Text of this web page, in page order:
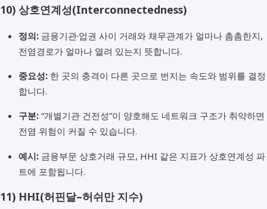
10) 상호연계성(Interconnectedness)
정의:금융기관·업권 사이 거래와 채무관계가 얼마나 촘촘한지,
전염경로가 얼마나 열려 있는지 뜻합니다.
중요성:한 곳의 충격이 다른 곳으로 번지는 속도와 범위를 결정
합니다.
구분:“개별기관 건전성”이 양호해도 네트워크 구조가 취약하면
전염 위험이 커질 수 있습니다.
예시:금융부문 상호거래 규모, HHI 같은 지표가 상호연계성 파
트에 포함됩니다.
11) HHI(허핀달–허쉬만 지수)